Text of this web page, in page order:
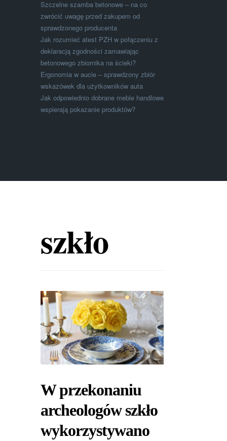
Szczelne szamba betonowe – na co
zwrócić uwagę przed zakupem od
sprawdzonego producenta
Jak rozumieć atest PZH w połączeniu z
deklaracją zgodności zamawiając
betonowego zbiornika na ścieki?
Ergonomia w aucie – sprawdzony zbiór
wskazówek dla użytkowników auta
Jak odpowiednio dobrane meble handlowe
wspierają pokazanie produktów?
szkło
W przekonaniu
archeologów szkło
wykorzystywano